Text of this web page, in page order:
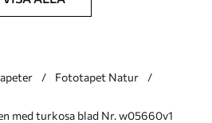
Fototapet Natur
Fototapet en elegant gren med turkosa blad Nr. w05660v1